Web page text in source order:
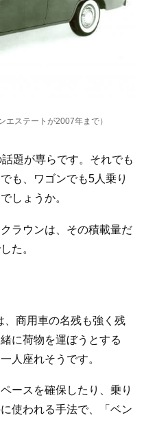
ステートが2007年まで）
題が専らです。それでも
も、ワゴンでも5人乗り
しょうか。
ラウンは、その積載量だ
た。
、商用車の名残も強く残
に荷物を運ぼうとする
人座れそうです。
ースを確保したり、乗り
使われる手法で、「ベン